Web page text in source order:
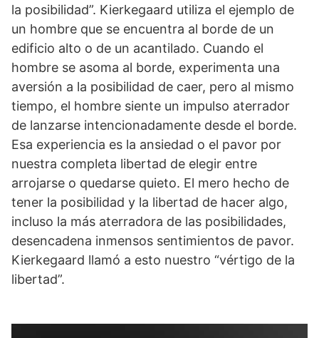
la posibilidad”. Kierkegaard utiliza el ejemplo de
un hombre que se encuentra al borde de un
edificio alto o de un acantilado. Cuando el
hombre se asoma al borde, experimenta una
aversión a la posibilidad de caer, pero al mismo
tiempo, el hombre siente un impulso aterrador
de lanzarse intencionadamente desde el borde.
Esa experiencia es la ansiedad o el pavor por
nuestra completa libertad de elegir entre
arrojarse o quedarse quieto. El mero hecho de
tener la posibilidad y la libertad de hacer algo,
incluso la más aterradora de las posibilidades,
desencadena inmensos sentimientos de pavor.
Kierkegaard llamó a esto nuestro “vértigo de la
libertad”.